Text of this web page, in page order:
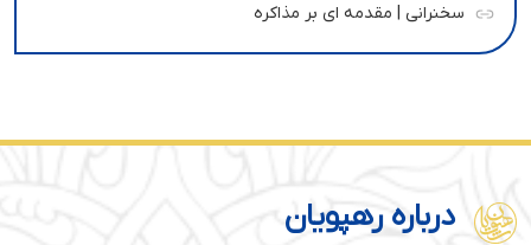
سخنرانی | مقدمه ای بر مذاکره
درباره رهپویان